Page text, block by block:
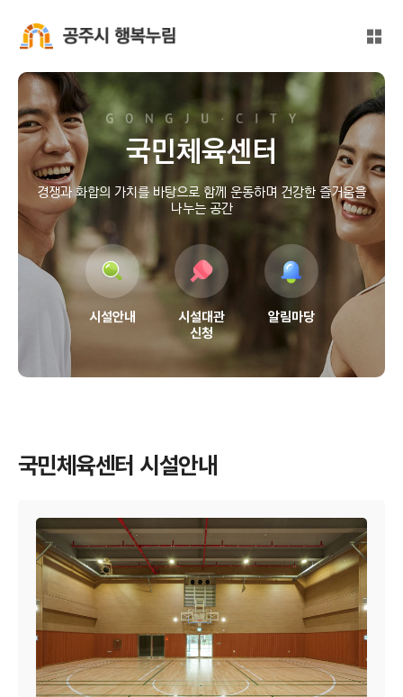
전체
국민체육센터
경쟁과 화합의 가치를 바탕으로 함께 운동하며 건강한 즐거움을
나누는 공간
시설안내
시설대관
신청
알림마당
국민체육센터 시설안내